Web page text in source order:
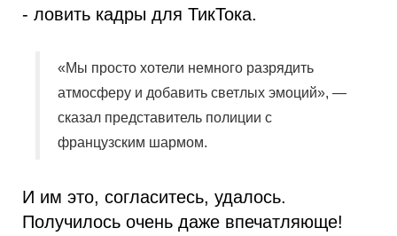
- ловить кадры для ТикТока.
«Мы просто хотели немного разрядить
атмосферу и добавить светлых эмоций», —
сказал представитель полиции с
французским шармом.
И им это, согласитесь, удалось.
Получилось очень даже впечатляюще!